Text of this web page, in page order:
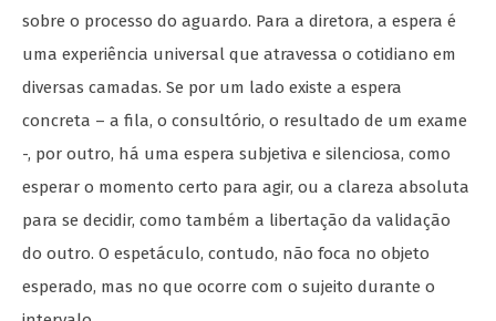
sobre o processo do aguardo. Para a diretora, a espera é
uma experiência universal que atravessa o cotidiano em
diversas camadas. Se por um lado existe a espera
concreta – a fila, o consultório, o resultado de um exame
-, por outro, há uma espera subjetiva e silenciosa, como
esperar o momento certo para agir, ou a clareza absoluta
para se decidir, como também a libertação da validação
do outro. O espetáculo, contudo, não foca no objeto
esperado, mas no que ocorre com o sujeito durante o